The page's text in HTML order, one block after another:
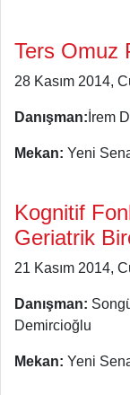
Ters Omuz
28 Kasım 2014,
Danışman: İrem
Mekan: Yeni
Kognitif
Geriatrik
21 Kasım 2014,
Danışman:
Demircioğlu
Mekan: Yeni